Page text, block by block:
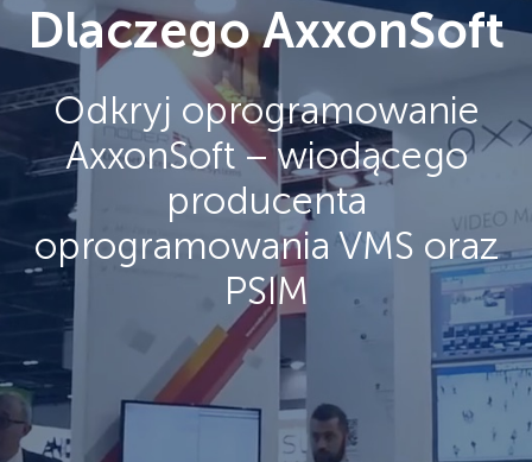
Dlaczego AxxonSoft
Odkryj oprogramowanie
AxxonSoft – wiodącego
producenta
oprogramowania VMS oraz
PSIM